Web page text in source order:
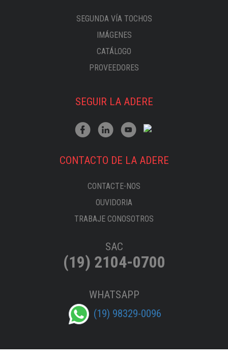
SEGUNDA VÍA TOCHOS
IMÁGENES
CATÁLOGO
PROVEEDORES
SEGUIR LA ADERE
CONTACTO DE LA ADERE
CONTACTE-NOS
OUVIDORIA
TRABAJE CONOSOTROS
SAC
(19) 2104-0700
WHATSAPP
(19) 98329-0096